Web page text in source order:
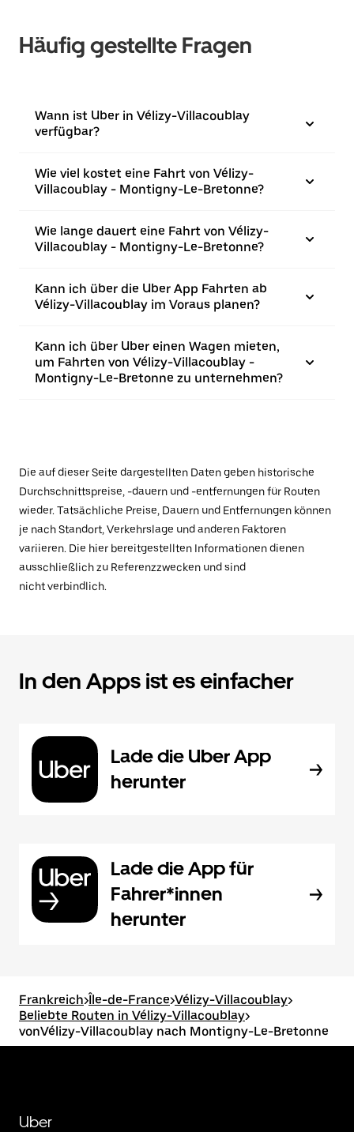
Häufig gestellte Fragen
Wann ist Uber in Vélizy-Villacoublay
verfügbar?
Wie viel kostet eine Fahrt von Vélizy-
Villacoublay - Montigny-Le-Bretonne?
Wie lange dauert eine Fahrt von Vélizy-
Villacoublay - Montigny-Le-Bretonne?
Kann ich über die Uber App Fahrten ab
Vélizy-Villacoublay im Voraus planen?
Kann ich über Uber einen Wagen mieten,
um Fahrten von Vélizy-Villacoublay -
Montigny-Le-Bretonne zu unternehmen?
Die auf dieser Seite dargestellten Daten geben historische
Durchschnittspreise, -dauern und -entfernungen für Routen
wieder. Tatsächliche Preise, Dauern und Entfernungen können
je nach Standort, Verkehrslage und anderen Faktoren
variieren. Die hier bereitgestellten Informationen dienen
ausschließlich zu Referenzzwecken und sind
nicht verbindlich.
In den Apps ist es einfacher
Lade die Uber App
herunter
Lade die App für
Fahrer*innen
herunter
Frankreich>Île-de-France>Vélizy-Villacoublay>
Beliebte Routen in Vélizy-Villacoublay>
vonVélizy-Villacoublay nach Montigny-Le-Bretonne
Uber